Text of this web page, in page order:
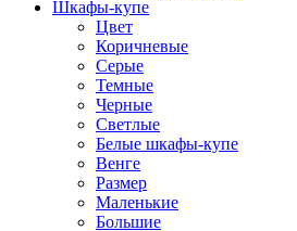
Шкафы-купе
Цвет
Коричневые
Серые
Темные
Черные
Светлые
Белые шкафы-купе
Венге
Размер
Маленькие
Большие